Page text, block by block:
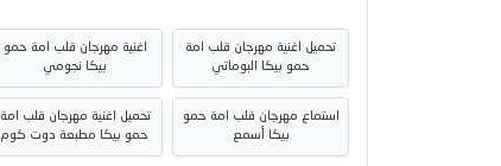
تحميل اغنية مهرجان قلب امة
حمو بيكا البوماتي
اغنية مهرجان قلب امة حمو
بيكا نجومي
استماع مهرجان قلب امة حمو
بيكا أسمع
تحميل اغنية مهرجان قلب امة
حمو بيكا مطبعة دوت كوم